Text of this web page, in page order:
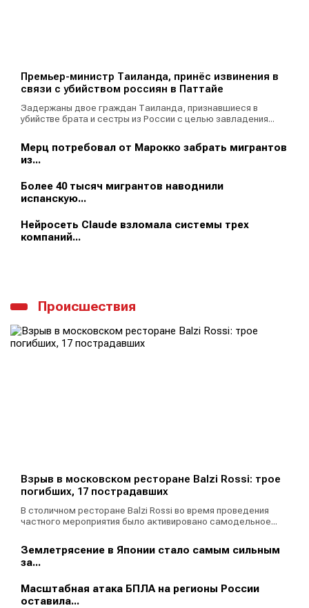
Премьер-министр Таиланда, принёс извинения в
связи с убийством россиян в Паттайе
Задержаны двое граждан Таиланда, признавшиеся в
убийстве брата и сестры из России с целью завладения...
Мерц потребовал от Марокко забрать мигрантов
из...
Более 40 тысяч мигрантов наводнили
испанскую...
Нейросеть Claude взломала системы трех
компаний...
Происшествия
Взрыв в московском ресторане Balzi Rossi: трое
погибших, 17 пострадавших
В столичном ресторане Balzi Rossi во время проведения
частного мероприятия было активировано самодельное...
Землетрясение в Японии стало самым сильным
за...
Масштабная атака БПЛА на регионы России
оставила...